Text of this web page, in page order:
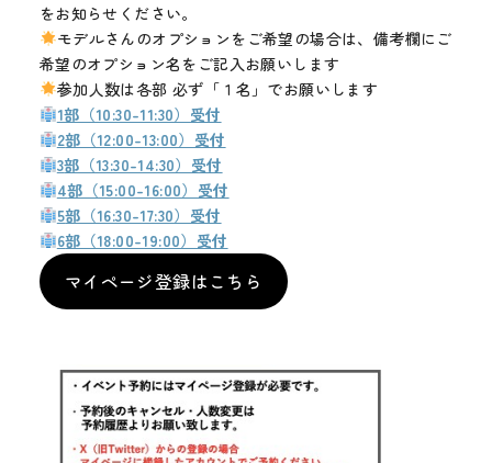
メディア
お知らせ
をお知らせください。
モデルさんのオプションをご希望の場合は、備考欄にご
希望のオプション名をご記入お願いします
参加人数は各部 必ず「１名」でお願いします
1部（10:30-11:30）受付
2部（12:00-13:00）受付
3部（13:30-14:30）受付
4部（15:00-16:00）受付
5部（16:30-17:30）受付
6部（18:00-19:00）受付
マイページ登録はこちら